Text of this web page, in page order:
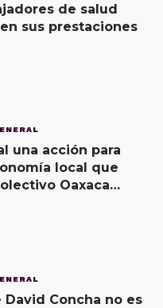
de salud
sus prestaciones
una acción para
local que
Oaxaca
David Concha no es